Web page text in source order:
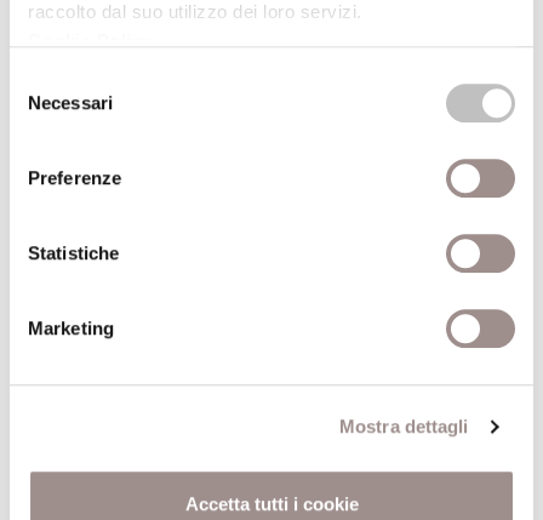
raccolto dal suo utilizzo dei loro servizi.
delNecessari
Preferenze
Statistiche
Marketing
Mostra dettagli
Accetta tutti i cookie
"Fiori"
Festival Filosofia
I filosofi dell'umanità
Fotografie e parole del festivalfilosofia 2006